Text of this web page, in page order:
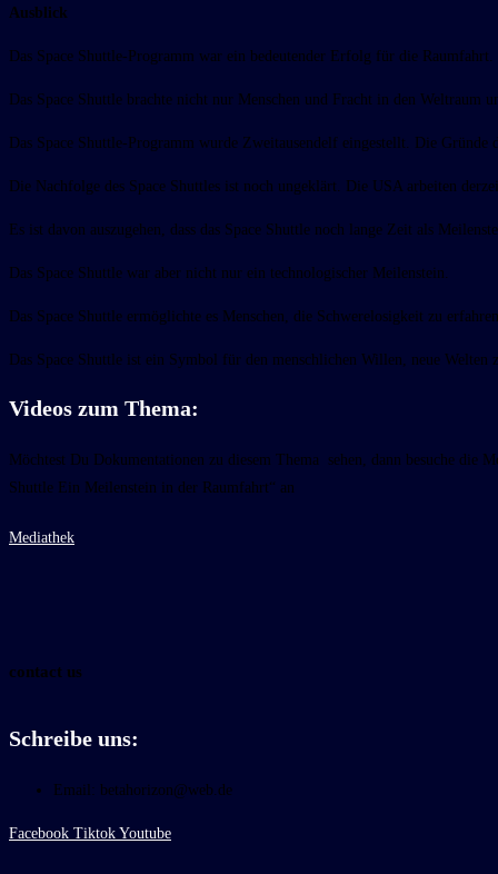
Ausblick
Das Space Shuttle-Programm war ein bedeutender Erfolg für die
Das Space Shuttle brachte nicht nur Menschen und Fracht in den Weltraum
Das Space Shuttle-Programm wurde Zweitausendelf eingestellt. Die
Die Nachfolge des Space Shuttles ist noch ungeklärt. Die USA arbeiten
Es ist davon auszugehen, dass das Space Shuttle noch lange Zeit als
Das Space Shuttle war aber nicht nur ein technologischer Meilenstein.
Das Space Shuttle ermöglichte es Menschen, die Schwerelosigkeit zu
Das Space Shuttle ist ein Symbol für den menschlichen Willen, neue
Videos zum Thema:
Möchtest Du Dokumentationen zu diesem Thema sehen, dann besuche die
Shuttle Ein Meilenstein in der Raumfahrt“ an
Mediathek
contact us
Schreibe uns:
Email: betahorizon@web.de
Facebook Tiktok Youtube